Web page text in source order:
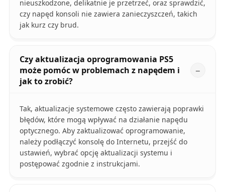
nieuszkodzone, delikatnie je przetrzeć, oraz sprawdzić,
czy napęd konsoli nie zawiera zanieczyszczeń, takich
jak kurz czy brud.
Czy aktualizacja oprogramowania PS5
może pomóc w problemach z napędem i
jak to zrobić?
Tak, aktualizacje systemowe często zawierają poprawki
błędów, które mogą wpływać na działanie napędu
optycznego. Aby zaktualizować oprogramowanie,
należy podłączyć konsolę do Internetu, przejść do
ustawień, wybrać opcję aktualizacji systemu i
postępować zgodnie z instrukcjami.